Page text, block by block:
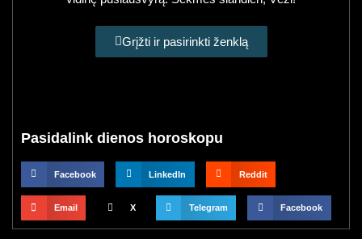
Grįžti ir pasirinkti ženklą
Pasidalink dienos horoskopu
Facebook LinkedIn Reddit
Email X Telegram Facebook